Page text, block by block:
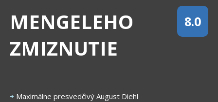
8.0
MENGELEHO
ZMIZNUTIE
+ Maximálne presvedčivý August Diehl